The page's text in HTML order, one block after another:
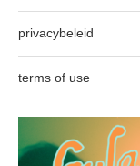
privacybeleid
terms of use